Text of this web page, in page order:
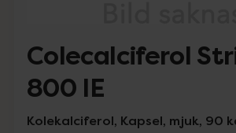
Colecalciferol
800 IE
Kolekalciferol, Kapsel, mjuk, 90